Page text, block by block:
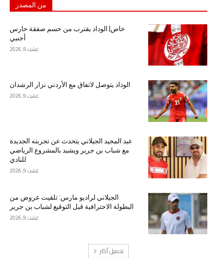
من المصدر
خاص| الوداد يقترب من حسم صفقة حارس
أجنبي
غشت 9, 2026
الوداد يتوصل لاتفاق مع الأردني نزار الرشدان
غشت 9, 2026
عبد المجيد الجيلاني يتحدث عن تجربته الجديدة
مع شباب بن جرير ويشيد بالمشروع الرياضي
للنادي
غشت 9, 2026
الجيلاني لراديو مارس: تلقيت عروض من
البطولة الاحترافية قبل التوقيع لشباب بن جرير
غشت 9, 2026
تحميل أكثر